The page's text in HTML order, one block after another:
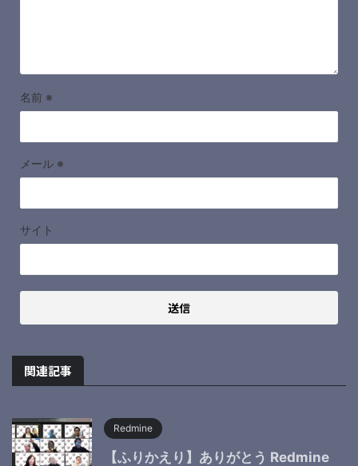
名前 ※
メール ※
サイト
関連記事
Redmine
【ふりかえり】ありがとう Redmine